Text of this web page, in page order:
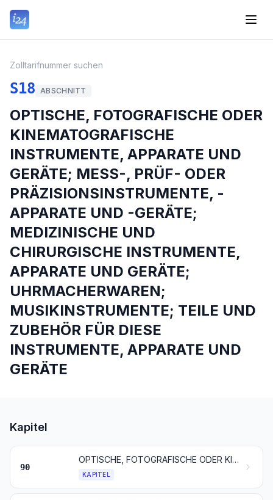
Zolltarifnummer suchen
S18 ABSCHNITT
OPTISCHE, FOTOGRAFISCHE ODER
KINEMATOGRAFISCHE
INSTRUMENTE, APPARATE UND
GERÄTE; MESS-, PRÜF- ODER
PRÄZISIONSINSTRUMENTE, -
APPARATE UND -GERÄTE;
MEDIZINISCHE UND
CHIRURGISCHE INSTRUMENTE,
APPARATE UND GERÄTE;
UHRMACHERWAREN;
MUSIKINSTRUMENTE; TEILE UND
ZUBEHÖR FÜR DIESE
INSTRUMENTE, APPARATE UND
GERÄTE
Kapitel
90
OPTISCHE, FOTOGRAFISCHE ODER KINEMATOGRAFISCHE INSTRUMENTE, APPARATE UND GERÄTE; MESS-, PRÜF- ODER PRÄZISIONSINSTRUMENTE, -APPARATE UND -GERÄTE; MEDIZINISCHE UND CHIRURGISCHE INSTRUMENTE, APPARATE UND GERÄTE; TEILE UND ZUBEHÖR FÜR DIESE INSTRUMENTE, APPARATE UND GERÄTE
KAPITEL